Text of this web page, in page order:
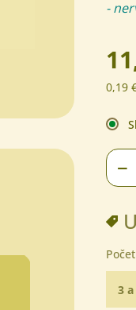
0,19
−
3
-